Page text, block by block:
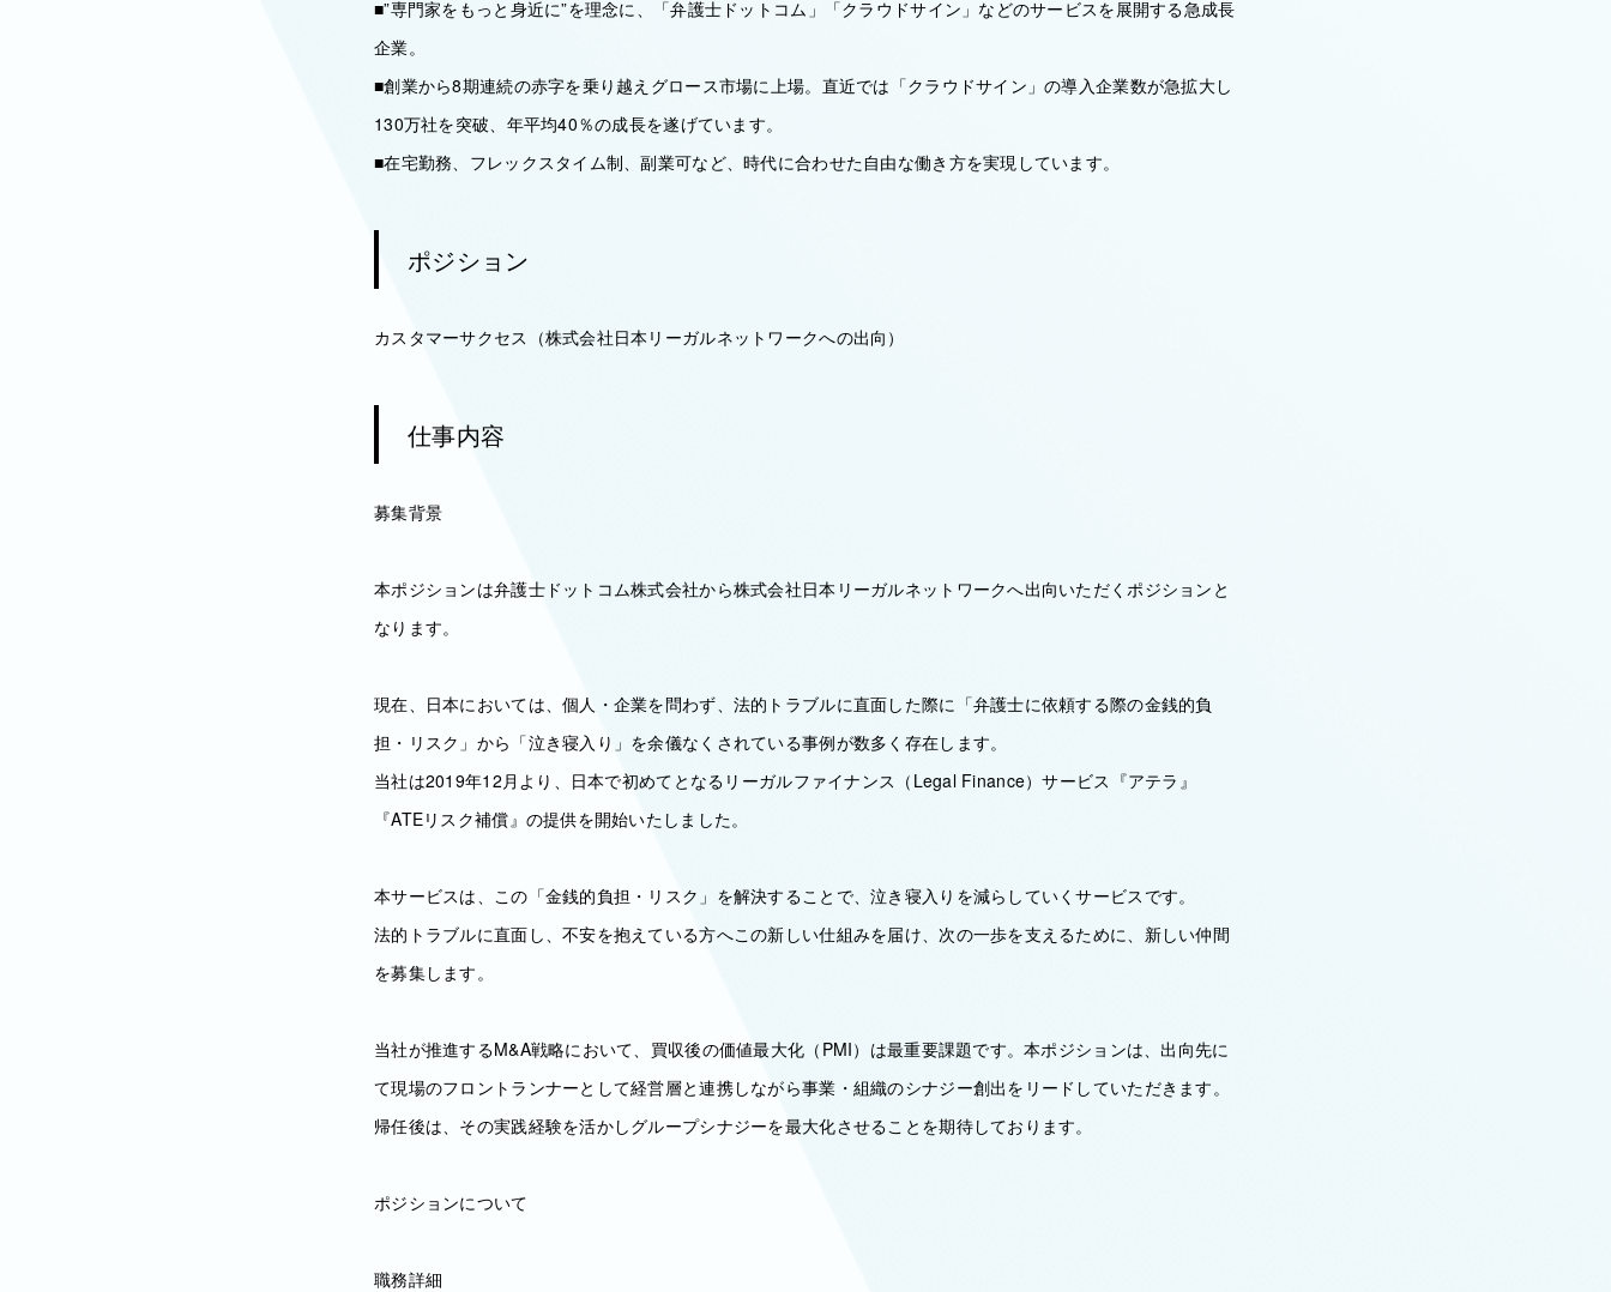
■”専門家をもっと身近に”を理念に、「弁護士ドットコム」「クラウドサイン」などのサービスを展開する急成長
企業。
■創業から8期連続の赤字を乗り越えグロース市場に上場。直近では「クラウドサイン」の導入企業数が急拡大し
130万社を突破、年平均40％の成長を遂げています。
■在宅勤務、フレックスタイム制、副業可など、時代に合わせた自由な働き方を実現しています。
ポジション
カスタマーサクセス（株式会社日本リーガルネットワークへの出向）
仕事内容
募集背景
本ポジションは弁護士ドットコム株式会社から株式会社日本リーガルネットワークへ出向いただくポジションと
なります。
現在、日本においては、個人・企業を問わず、法的トラブルに直面した際に「弁護士に依頼する際の金銭的負
担・リスク」から「泣き寝入り」を余儀なくされている事例が数多く存在します。
当社は2019年12月より、日本で初めてとなるリーガルファイナンス（Legal Finance）サービス『アテラ』
『ATEリスク補償』の提供を開始いたしました。
本サービスは、この「金銭的負担・リスク」を解決することで、泣き寝入りを減らしていくサービスです。
法的トラブルに直面し、不安を抱えている方へこの新しい仕組みを届け、次の一歩を支えるために、新しい仲間
を募集します。
当社が推進するM&A戦略において、買収後の価値最大化（PMI）は最重要課題です。本ポジションは、出向先に
て現場のフロントランナーとして経営層と連携しながら事業・組織のシナジー創出をリードしていただきます。
帰任後は、その実践経験を活かしグループシナジーを最大化させることを期待しております。
ポジションについて
職務詳細